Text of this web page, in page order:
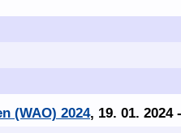
(WAO) 2024, 19. 01. 2024